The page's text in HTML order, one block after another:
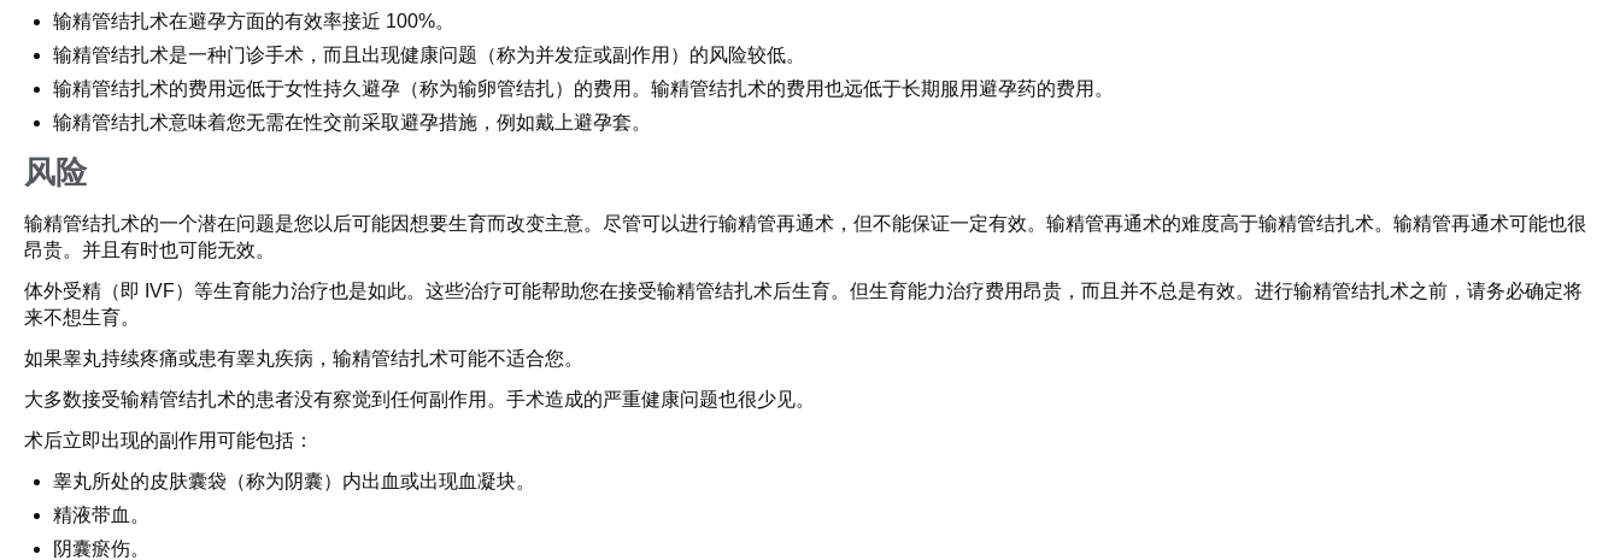
输精管结扎术在避孕方面的有效率接近 100%。
输精管结扎术是一种门诊手术，而且出现健康问题（称为并发症或副作用）的风险较低。
输精管结扎术的费用远低于女性持久避孕（称为输卵管结扎）的费用。输精管结扎术的费用也远低于长期服用避孕药的费用。
输精管结扎术意味着您无需在性交前采取避孕措施，例如戴上避孕套。
风险
输精管结扎术的一个潜在问题是您以后可能因想要生育而改变主意。尽管可以进行输精管再通术，但不能保证一定有效。输精管再通术的难度高于输精管结扎术。输精管再通术可能也很
昂贵。并且有时也可能无效。
体外受精（即 IVF）等生育能力治疗也是如此。这些治疗可能帮助您在接受输精管结扎术后生育。但生育能力治疗费用昂贵，而且并不总是有效。进行输精管结扎术之前，请务必确定将
来不想生育。
如果睾丸持续疼痛或患有睾丸疾病，输精管结扎术可能不适合您。
大多数接受输精管结扎术的患者没有察觉到任何副作用。手术造成的严重健康问题也很少见。
术后立即出现的副作用可能包括：
睾丸所处的皮肤囊袋（称为阴囊）内出血或出现血凝块。
精液带血。
阴囊瘀伤。